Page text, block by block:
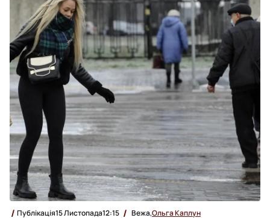
Публікація15 Листопада12:15 Вежа,Ольга Каплун